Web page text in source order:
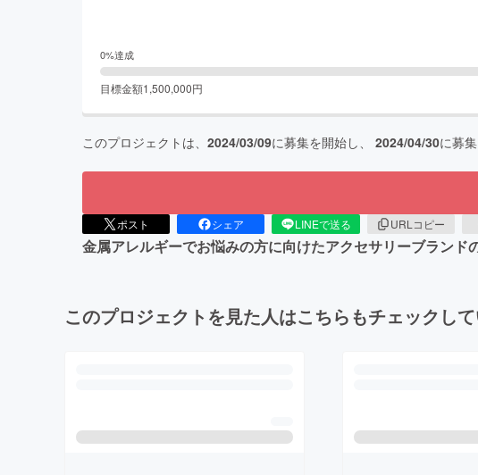
0%達成
目標金額1,500,000円
このプロジェクトは、 2024/03/09に募集を開始し、 2024/04/30に募
ポスト シェア LINEで送る URLコピー
金属アレルギーでお悩みの方に向けたアクセサリーブランド
このプロジェクトを見た人はこちらもチェックし